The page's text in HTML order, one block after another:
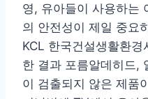
영, 유아들이 사용하는
의 안전성이 제일 중요
KCL 한국건설생활환
한 결과 포름알데히드,
이 검출되지 않은 제품